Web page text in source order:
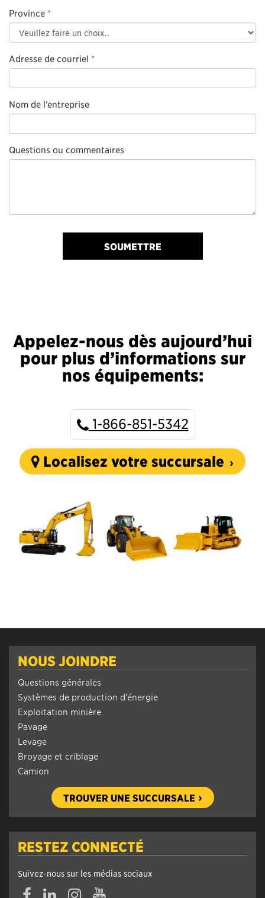
Province *
Adresse de courriel *
Nom de l’entreprise
Questions ou commentaires
SOUMETTRE
Appelez-nous dès aujourd’hui
pour plus d’informations sur
nos équipements:
1-866-851-5342
Localisez votre succursale
NOUS JOINDRE
Questions générales
Systèmes de production d’énergie
Exploitation minière
Pavage
Levage
Broyage et criblage
Camion
TROUVER UNE SUCCURSALE
RESTEZ CONNECTÉ
Suivez-nous sur les médias sociaux